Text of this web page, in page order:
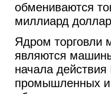
обмениваются
миллиард
Ядром
являются
начала
промышленных и